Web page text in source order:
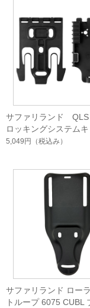
サファリランド QLS
ロッキングシステムキ
5,049円 （税込み）
サファリランド ロー
トループ 6075 CUBL